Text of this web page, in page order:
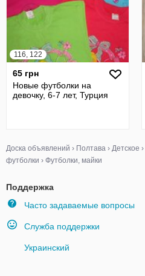
116, 122
65 грн
Новые футболки на
девочку, 6-7 лет, Турция
Доска объявлений › Полтава › Детское ›
футболки › Футболки, майки
Поддержка
Часто задаваемые вопросы
Служба поддержки
Украинский